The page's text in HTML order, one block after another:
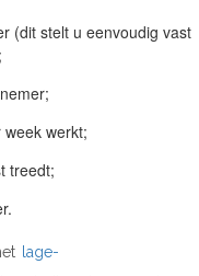
(dit stelt u eenvoudig vast
werkt;
treedt;
lage-